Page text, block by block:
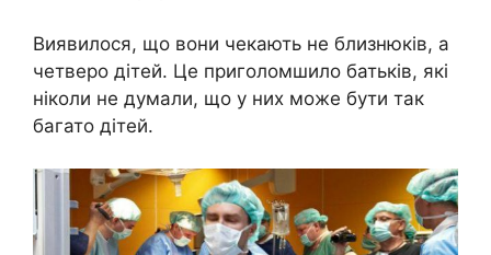
Виявилося, що вони чекають не близнюків, а
четверо дітей. Це приголомшило батьків, які
ніколи не думали, що у них може бути так
багато дітей.